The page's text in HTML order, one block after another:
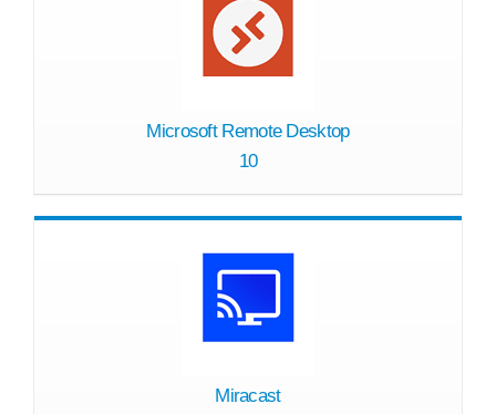
Microsoft Remote Desktop
10
Miracast